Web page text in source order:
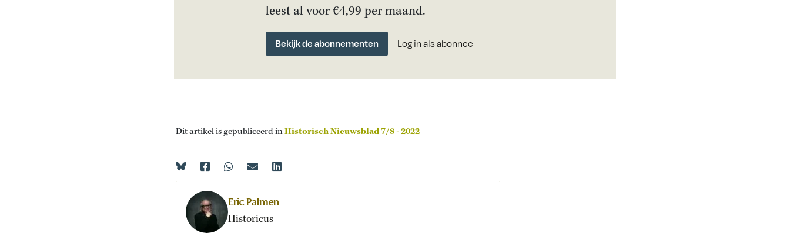
leest al voor €4,99 per maand.
Bekijk de abonnementen Log in als abonnee
Dit artikel is gepubliceerd inHistorisch Nieuwsblad 7/8 - 2022
Eric Palmen
Historicus